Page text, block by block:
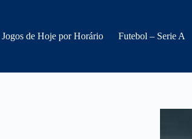
Jogos de Hoje por Horário Futebol – Serie A